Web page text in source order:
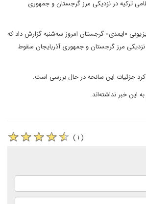
ترکیه در نزدیکی مرز گرجستان و جمهوری
«ایمدی» گرجستان امروز سه‌شنبه گزارش داد که
نزدیکی مرز گرجستان و جمهوری آذربایجان سقوط
کرد جزئیات این سانحه در حال بررسی است.
این خبر نداشته‌اند.
( ۱ )